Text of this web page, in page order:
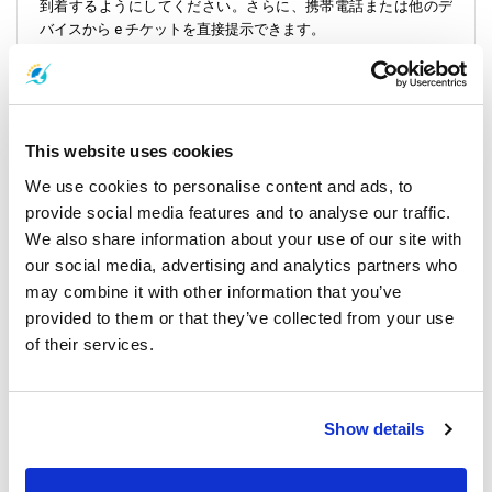
This website uses cookies
We use cookies to personalise content and ads, to
provide social media features and to analyse our traffic.
We also share information about your use of our site with
our social media, advertising and analytics partners who
may combine it with other information that you’ve
provided to them or that they’ve collected from your use
of their services.
Show details
到着するようにしてください。さらに、携帯電話または他のデ
バイスから e チケットを直接提示できます。
重要な旅行情報
- 旅行時間: 航海は平均約 3 時間で、途中で透き通った海と美し
- アメニティ: ピピ島からブロン島へのフェリーは、快適な座席
やアンダマン海の美しい景色などのアメニティを提供してお
り、快適な旅をお約束します。
- 荷物に関するポリシー: 選択したオペレーターに荷物の許容量
を確認し、それに応じて荷造りして、手間のかからない旅行を
してください。
- 旅行書類: ピピ島からブロン島へのスムーズな旅のために、必